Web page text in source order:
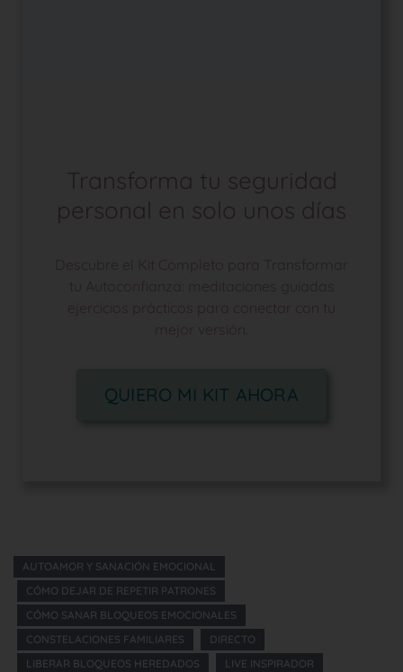
Transforma tu seguridad
personal en solo unos días
QUIERO MI KIT AHORA
AUTOAMOR Y SANACIÓN EMOCIONAL
CÓMO DEJAR DE REPETIR PATRONES
CÓMO SANAR BLOQUEOS EMOCIONALES
CONSTELACIONES FAMILIARES
DIRECTO
LIBERAR BLOQUEOS HEREDADOS
LIVE INSPIRADOR